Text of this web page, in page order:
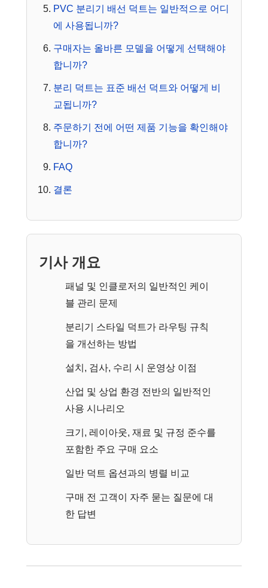
PVC 분리기 배선 덕트는 일반적으로 어디
에 사용됩니까?
구매자는 올바른 모델을 어떻게 선택해야
합니까?
분리 덕트는 표준 배선 덕트와 어떻게 비
교됩니까?
주문하기 전에 어떤 제품 기능을 확인해야
합니까?
FAQ
결론
기사 개요
패널 및 인클로저의 일반적인 케이
블 관리 문제
분리기 스타일 덕트가 라우팅 규칙
을 개선하는 방법
설치, 검사, 수리 시 운영상 이점
산업 및 상업 환경 전반의 일반적인
사용 시나리오
크기, 레이아웃, 재료 및 규정 준수를
포함한 주요 구매 요소
일반 덕트 옵션과의 병렬 비교
구매 전 고객이 자주 묻는 질문에 대
한 답변